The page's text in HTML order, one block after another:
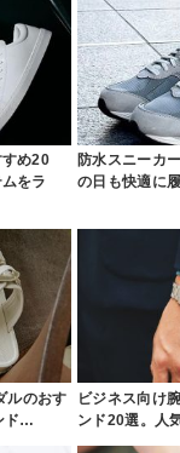
すめ20
をラ
防水スニーカ
の日も快適に
ルのおす
ド…
ビジネス向け
ンド20選。人